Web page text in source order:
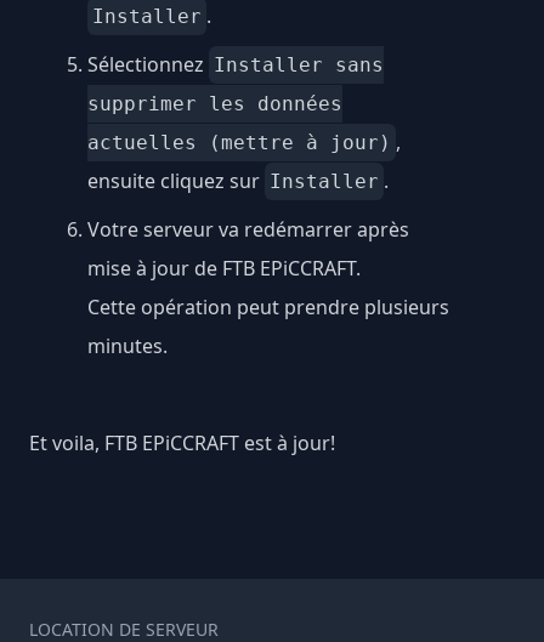
Installer .
Sélectionnez Installer sans
supprimer les données
actuelles (mettre à jour) ,
ensuite cliquez sur Installer .
Votre serveur va redémarrer après
mise à jour de FTB EPiCCRAFT.
Cette opération peut prendre plusieurs
minutes.
Et voila, FTB EPiCCRAFT est à jour!
LOCATION DE SERVEUR